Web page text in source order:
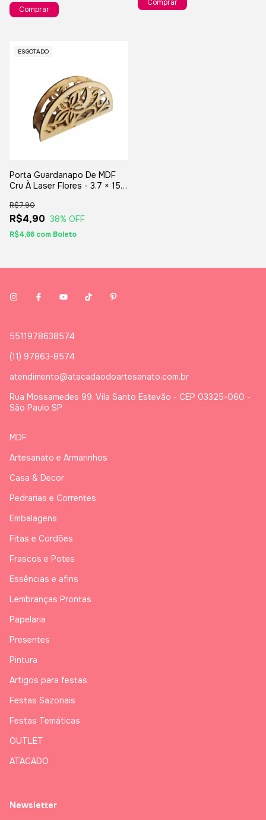
ESGOTADO
Porta Guardanapo De MDF
Cru À Laser Flores - 3.7 × 15 ×
R$4,90
R$7,90
38% OFF
R$4,66 com Boleto
5511978638574
(11) 97863-8574
atendimento@atacadaodoartesanato.com.br
Rua Mossamedes 99, Vila Santo Estevão - CEP 03325-060 -
São Paulo SP
MDF
Artesanato e Armarinhos
Casa & Decor
Pedrarias e Correntes
Embalagens
Fitas e Cordões
Frascos e Potes
Essências e afins
Lembranças Prontas
Papelaria
Presentes
Pintura
Artigos para festas
Festas Sazonais
Festas Temáticas
OUTLET
ATACADO
Newsletter